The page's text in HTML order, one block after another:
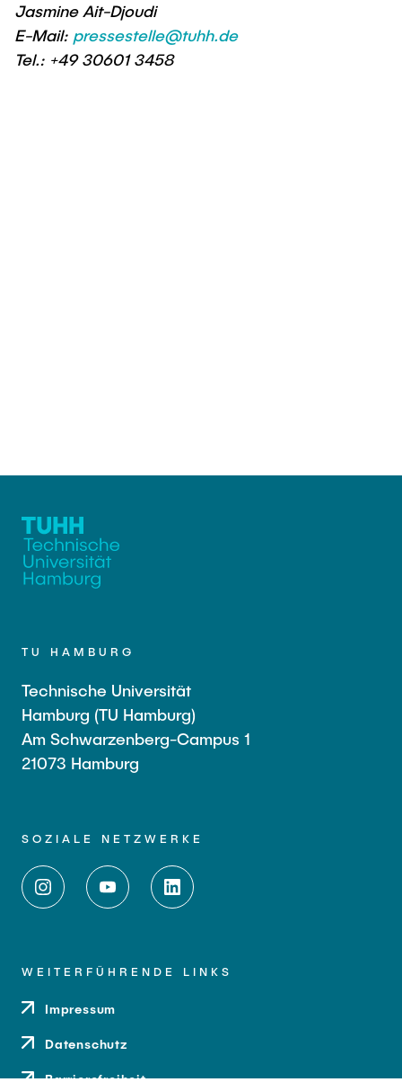
Jasmine Ait-Djoudi
E-Mail: pressestelle@tuhh.de
Tel.: +49 30601 3458
TU HAMBURG
Technische Universität
Hamburg (TU Hamburg)
Am Schwarzenberg-Campus 1
21073 Hamburg
SOZIALE NETZWERKE
WEITERFÜHRENDE LINKS
Impressum
Datenschutz
Barrierefreiheit